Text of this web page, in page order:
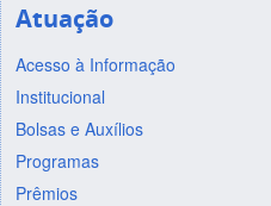
Atuação
Acesso à Informação
Institucional
Bolsas e Auxílios
Programas
Prêmios